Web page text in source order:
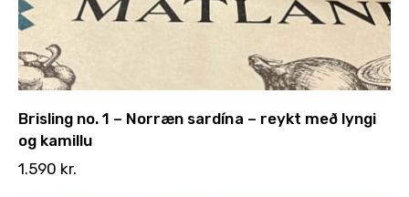
Brisling no. 1 – Norræn sardína – reykt með lyngi
og kamillu
1.590 kr.